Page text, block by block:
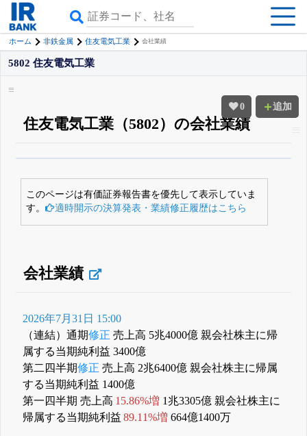
ホーム 非鉄金属 住友電気工業 会社業績
0 追加
5802 住友電気工業
住友電気工業（5802）の会社業績
詳しく見られる無料でβ版をはじめる
登録すると永久30%OFFと米株版の先行利用も付きます
このページは有価証券報告書を優先して表示していま
す。
適時開示の決算発表・業績修正履歴はこちら
会社業績
2026年7月31日 15:00
（連結）通期修正 売上高 5兆4000億 親会社株主に帰
属する当期純利益 3400億
第二四半期修正 売上高 2兆6400億 親会社株主に帰属
する当期純利益 1400億
第一四半期 売上高 15.86%増 1兆3305億 親会社株主に
帰属する当期純利益 89.11%増 664億1400万